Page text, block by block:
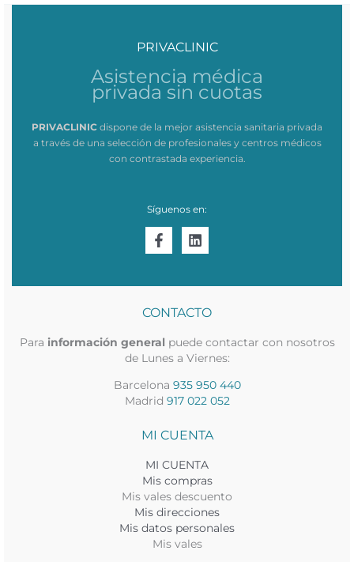
PRIVACLINIC
Asistencia médica
privada sin cuotas
PRIVACLINIC dispone de la mejor asistencia sanitaria privada
a través de una selección de profesionales y centros médicos
con contrastada experiencia.
Síguenos en:
CONTACTO
Para información general puede contactar con nosotros
de Lunes a Viernes:
Barcelona 935 950 440
Madrid 917 022 052
MI CUENTA
MI CUENTA
Mis compras
Mis vales descuento
Mis direcciones
Mis datos personales
Mis vales